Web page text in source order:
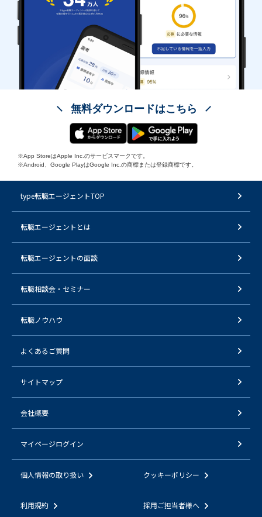
無料ダウンロードはこちら
※App StoreはApple Inc.のサービスマークです。
※Android、Google PlayはGoogle Inc.の商標または登録商標です。
type転職エージェントTOP
転職エージェントとは
転職エージェントの面談
転職相談会・セミナー
転職ノウハウ
よくあるご質問
サイトマップ
会社概要
マイページログイン
個人情報の取り扱い クッキーポリシー
利用規約 採用ご担当者様へ